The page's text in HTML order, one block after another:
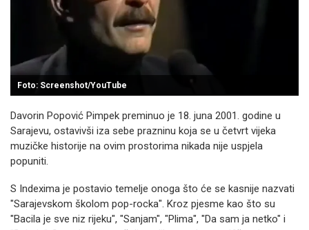
Foto: Screenshot/YouTube
Davorin Popović Pimpek preminuo je 18. juna 2001. godine u
Sarajevu, ostavivši iza sebe prazninu koja se u četvrt vijeka
muzičke historije na ovim prostorima nikada nije uspjela
popuniti.
S Indexima je postavio temelje onoga što će se kasnije nazvati
"Sarajevskom školom pop-rocka". Kroz pjesme kao što su
"Bacila je sve niz rijeku", "Sanjam", "Plima", "Da sam ja netko" i